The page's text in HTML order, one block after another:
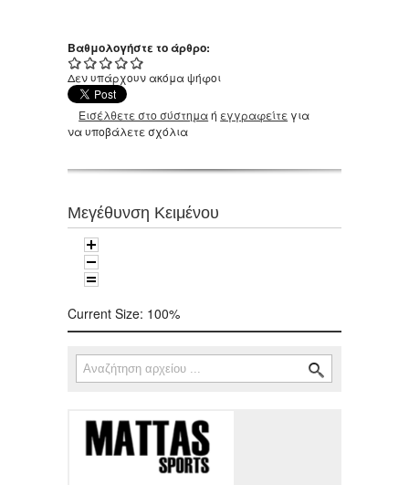
Βαθμολογήστε το άρθρο:
Δεν υπάρχουν ακόμα ψήφοι
Εισέλθετε στο σύστημαή εγγραφείτε για
να υποβάλετε σχόλια
Μεγέθυνση Κειμένου
Current Size: 100%
Φόρμα αναζήτησης
Αναζήτηση